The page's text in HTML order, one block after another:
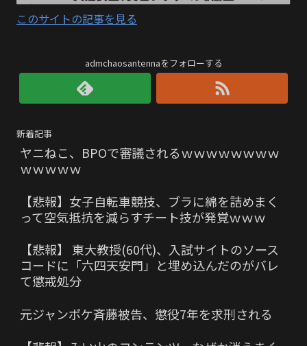
このサイトの記事を見る
admchaosantennaをフォローする
新着記事
ヤニねこ、BPOで審議されるｗｗｗｗｗｗｗｗ
ｗｗｗｗｗ
【悲報】女子自転車競技、ブラに綿を詰めまく
って空気抵抗を減らすチート技が発覚ｗｗｗ
【悲報】 東大教授(60代)、入試サイトのソース
コードに「六四天安門」と埋め込んだのがバレ
て懲戒処分
元ジャンポケ斉藤被告、懲役7年を求刑される